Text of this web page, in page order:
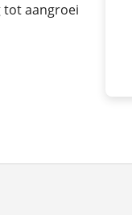
tot aangroei